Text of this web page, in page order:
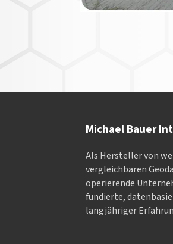
Michael Bauer
Als Hersteller von
vergleichbaren
ope­rieren­de
fundierte,
langjähriger